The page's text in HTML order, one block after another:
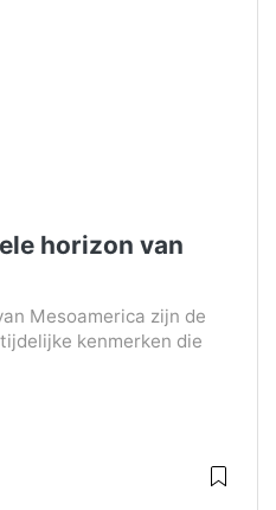
horizon van
Mesoamerica zijn de
kenmerken die